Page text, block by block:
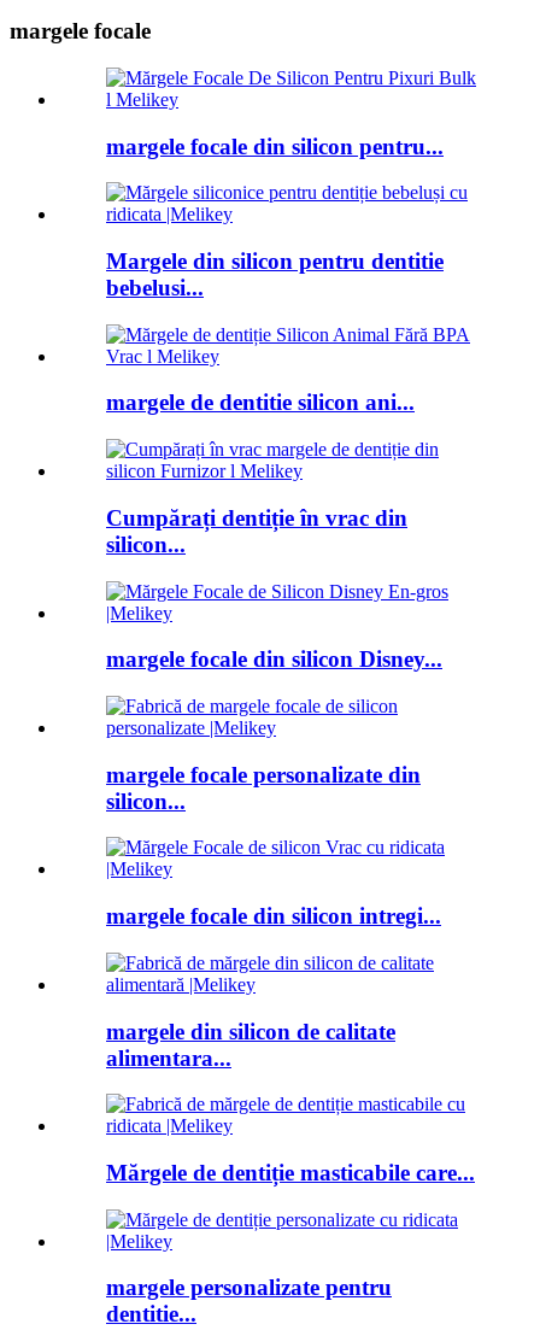
margele focale
margele focale din silicon pentru...
Margele din silicon pentru dentitie
bebelusi...
margele de dentitie silicon ani...
Cumpărați dentiție în vrac din
silicon...
margele focale din silicon Disney...
margele focale personalizate din
silicon...
margele focale din silicon intregi...
margele din silicon de calitate
alimentara...
Mărgele de dentiție masticabile care...
margele personalizate pentru
dentitie...